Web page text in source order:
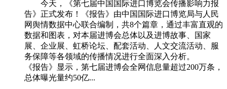
今天，《第七届中国国际进口博览会传播影响力报
告》正式发布！《报告》由中国国际进口博览局与人民
网舆情数据中心联合编制，共8个篇章，通过丰富直观的
数据和图表，对本届进博会总体以及进博故事、国家
展、企业展、虹桥论坛、配套活动、人文交流活动、服
务保障等各领域的传播情况进行全面深入分析。
《报告》显示，第七届进博会全网信息量超过200万条，
总体曝光量约50亿...